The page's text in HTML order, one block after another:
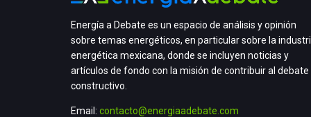
Energía a Debate es un espacio de análisis y opinión
sobre temas energéticos, en particular sobre la
energética mexicana, donde se incluyen noticias y
artículos de fondo con la misión de contribuir al debate
constructivo.
Email: contacto@energiaadebate.com